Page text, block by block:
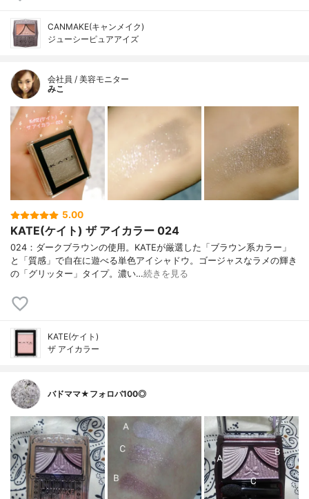
CANMAKE(キャンメイク)
ジューシーピュアアイズ
会社員 / 美容モニター
みこ
5.00
KATE(ケイト) ザ アイカラー 024
024：ダークブラウンの使用。KATEが厳選した「ブラウン系カラー」
と「質感」で自在に遊べる単色アイシャドウ。ゴージャスなラメの輝き
の「グリッター」タイプ。濃い…続きを見る
KATE(ケイト)
ザ アイカラー
バドママ★フォロバ100◎